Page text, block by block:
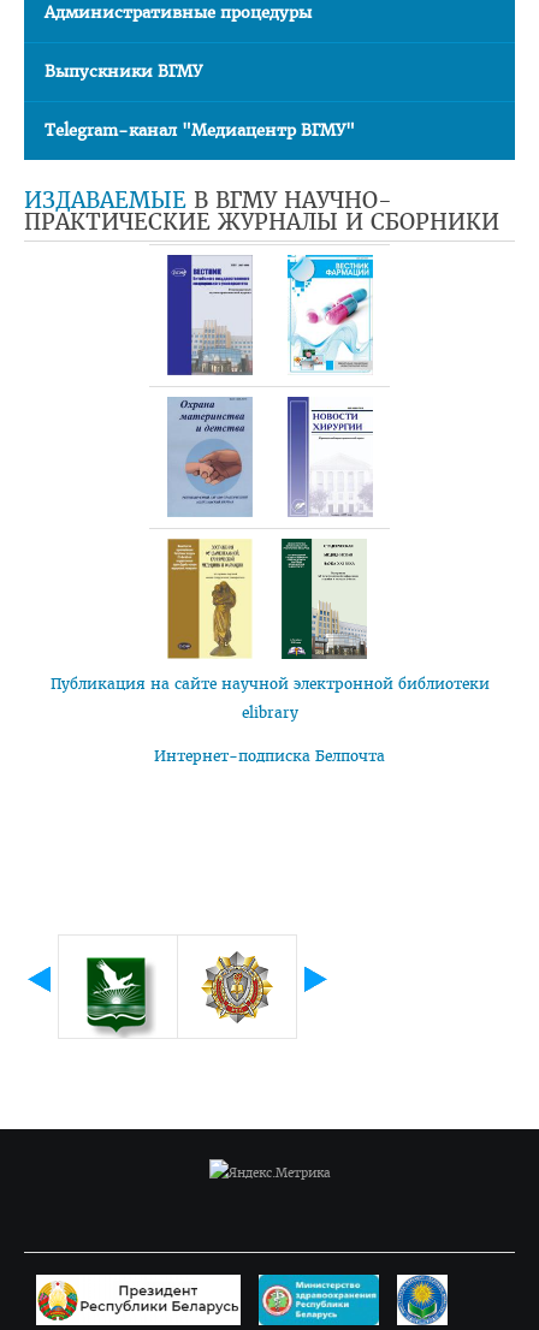
Приказ о результатах
Алгоритм подачи документов для победителей
Общежитие
Заочная форма обучения
Для иностранных граждан
Часто задаваемые вопросы 2025
Стоимость обучения в ВГМУ
Дневная форма обучения
Заочная форма обучения
Подготовительное отделение
Студенческий совет ВГМУ
Студенческий совет по качеству образования
Лаборатории профессионального мастерства
Комиссия по снижению оплаты, переводу на бюджет
Нормативные документы
ВЫПУСКНИКУ
Сектор клинической ординатуры и интернатуры
Административные процедуры
Выпускники ВГМУ
Telegram-канал "Медиацентр ВГМУ"
ИЗДАВАЕМЫЕ В ВГМУ НАУЧНО-
ПРАКТИЧЕСКИЕ ЖУРНАЛЫ И СБОРНИКИ
Публикация на сайте научной электронной библиотеки
elibrary
Интернет-подписка Белпочта